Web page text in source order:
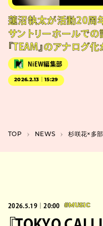
蓮沼執太が活動20周年
サントリーホールでの
『TEAM』のアナログ
NiEW編集部
2026.2.13｜15:29
TOP NEWS 杉咲花×多部未華子W主演ド
2026.5.19｜20:00 #MUSIC